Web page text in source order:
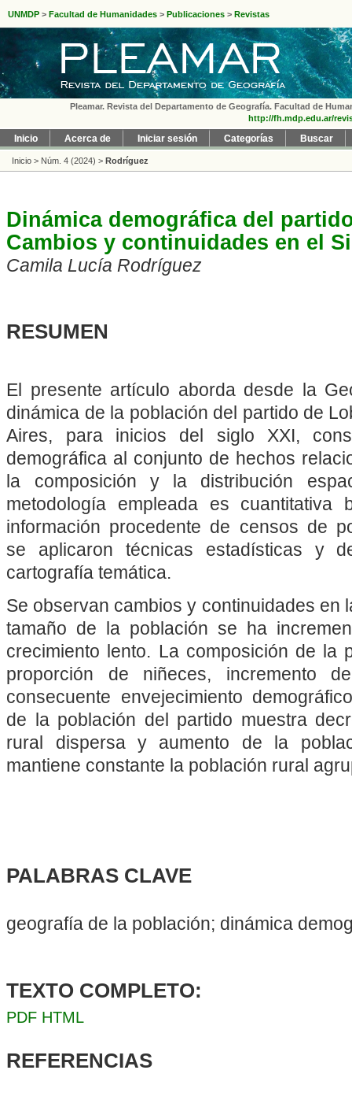
UNMDP > Facultad de Humanidades > Publicaciones > Revistas
Pleamar. Revista del Departamento de Geografía. Facultad de
http://fh.mdp.edu.ar/
Inicio Acerca de Iniciar sesión Categorías Buscar
Inicio > Núm. 4 (2024) > Rodríguez
Dinámica demográfica del
Cambios y continuidades en el
Camila Lucía Rodríguez
RESUMEN
El presente artículo aborda desde la
dinámica de la población del partido de
Aires, para inicios del siglo XXI,
demográfica al conjunto de hechos
la composición y la distribución
metodología empleada es
información procedente de censos de
se aplicaron técnicas estadísticas y
cartografía temática.
Se observan cambios y continuidades en
tamaño de la población se ha
crecimiento lento. La composición de la
proporción de niñeces, incremento
consecuente envejecimiento
de la población del partido muestra
rural dispersa y aumento de la
mantiene constante la población rural
PALABRAS CLAVE
geografía de la población; dinámica
TEXTO COMPLETO:
PDF HTML
REFERENCIAS